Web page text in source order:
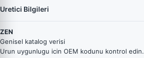
Uretici Bilgileri
ZEN
Genisel katalog verisi
Urun uygunlugu icin OEM kodunu kontrol edin.